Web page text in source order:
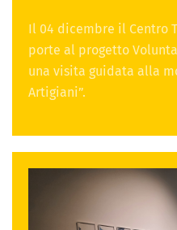
Il 04 dicembre il Centro
porte al progetto
una visita guidata alla
Artigiani”.